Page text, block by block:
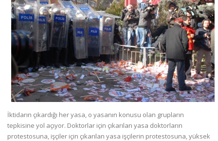
İktidarın çıkardığı her yasa, o yasanın konusu olan grupların
tepkisine yol açıyor. Doktorlar için çıkarılan yasa doktorların
protestosuna, işçiler için çıkarılan yasa işçilerin protestosuna, yüksek